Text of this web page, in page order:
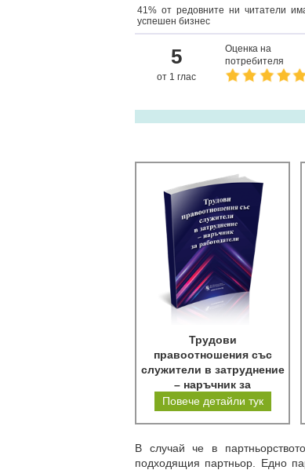
41% от редовните ни читатели
успешен бизнес
5
от 1 глас
Оценка на
потребителя
Трудови
правоотношения със
служители в затруднение
– наръчник за
работодатели
Повече детайли тук
В случай че в
подходящия партньор. Едно